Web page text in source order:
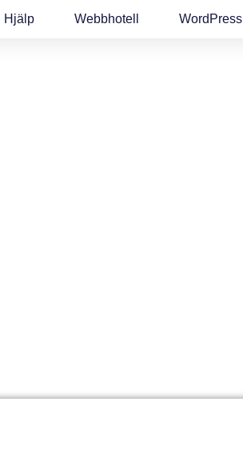
Hjälp Webbhotell WordPress